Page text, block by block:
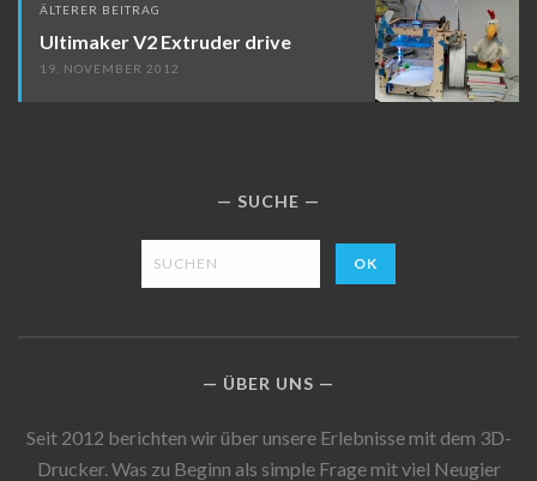
ÄLTERER BEITRAG
Ultimaker V2 Extruder drive
19. NOVEMBER 2012
SUCHE
ÜBER UNS
Seit 2012 berichten wir über unsere Erlebnisse mit dem 3D-
Drucker. Was zu Beginn als simple Frage mit viel Neugier